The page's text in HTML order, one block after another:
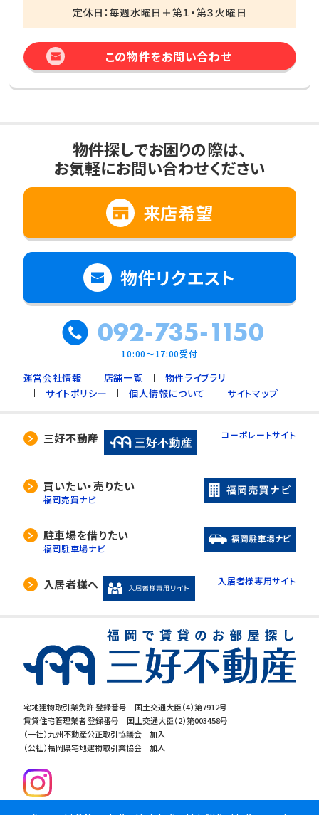
定休日：毎週水曜日＋第１・第３火曜日
この物件をお問い合わせ
宅地建物取引業免許 登録番号 国土交通大臣（4）第7912号
賃貸住宅管理業者 登録番号 国土交通大臣（2）第003458号
（一社）九州不動産公正取引協議会 加入
（公社）福岡県宅地建物取引業協会 加入
物件探しでお困りの際は、
お気軽にお問い合わせください
来店希望
物件リクエスト
092-735-1150
10:00～17:00受付
運営会社情報 店舗一覧
物件ライブラリ
サイトポリシー
個人情報について サイトマップ
三好不動産 コーポレートサイト
買いたい・売りたい
福岡売買ナビ
駐車場を借りたい
福岡駐車場ナビ
入居者様へ 入居者様専用サイト